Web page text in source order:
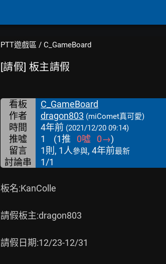
PTT遊戲區 / C_GameBoard
[請假] 板主請假
看板
C_GameBoard
作者
dragon803 (miComet真可愛)
時間 4年前 (2021/12/20 09:14)
推噓 1 (1推 0噓 0→)
留言
1則, 1人參與, 4年前最新
討論串 1/1
板名:KanColle
請假板主:dragon803
請假日期:12/23-12/31